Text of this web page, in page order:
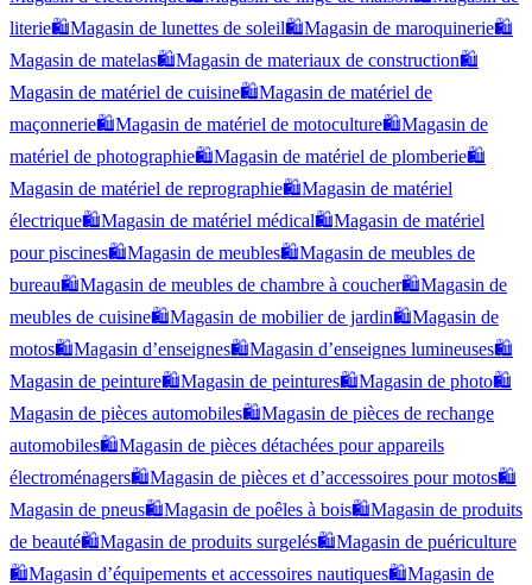
literie🛍️Magasin de lunettes de soleil🛍️Magasin de maroquinerie🛍️
Magasin de matelas🛍️Magasin de materiaux de construction🛍️
Magasin de matériel de cuisine🛍️Magasin de matériel de
maçonnerie🛍️Magasin de matériel de motoculture🛍️Magasin de
matériel de photographie🛍️Magasin de matériel de plomberie🛍️
Magasin de matériel de reprographie🛍️Magasin de matériel
électrique🛍️Magasin de matériel médical🛍️Magasin de matériel
pour piscines🛍️Magasin de meubles🛍️Magasin de meubles de
bureau🛍️Magasin de meubles de chambre à coucher🛍️Magasin de
meubles de cuisine🛍️Magasin de mobilier de jardin🛍️Magasin de
motos🛍️Magasin d’enseignes🛍️Magasin d’enseignes lumineuses🛍️
Magasin de peinture🛍️Magasin de peintures🛍️Magasin de photo🛍️
Magasin de pièces automobiles🛍️Magasin de pièces de rechange
automobiles🛍️Magasin de pièces détachées pour appareils
électroménagers🛍️Magasin de pièces et d’accessoires pour motos🛍️
Magasin de pneus🛍️Magasin de poêles à bois🛍️Magasin de produits
de beauté🛍️Magasin de produits surgelés🛍️Magasin de puériculture
🛍️Magasin d’équipements et accessoires nautiques🛍️Magasin de